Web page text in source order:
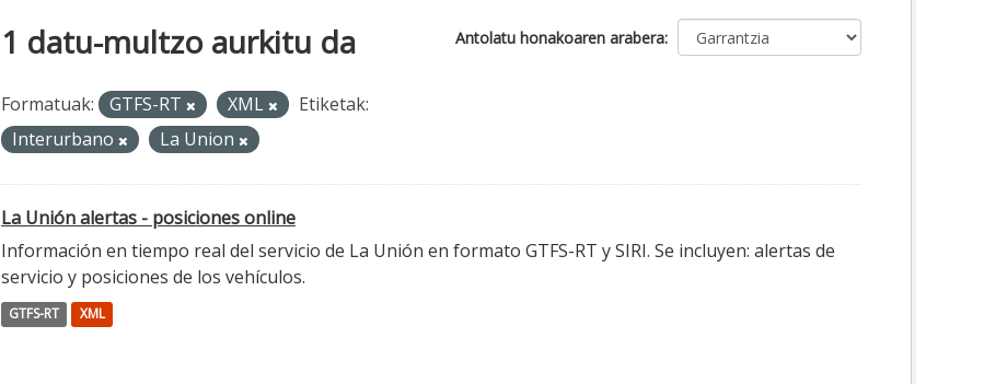
Antolatu honakoaren arabera
1 datu-multzo aurkitu da
Formatuak: GTFS-RT XML
Etiketak:
Interurbano
La Union
La Unión alertas - posiciones online
Información en tiempo real del servicio de La Unión en formato GTFS-RT y SIRI. Se incluyen: alertas de
servicio y posiciones de los vehículos.
GTFS-RT XML